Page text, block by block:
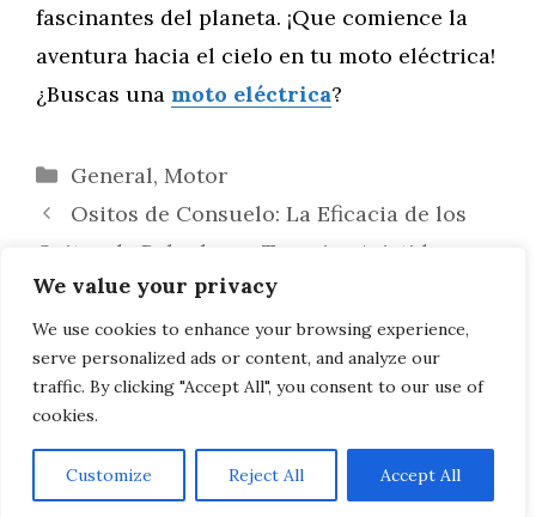
We value your privacy
We use cookies to enhance your browsing experience,
serve personalized ads or content, and analyze our
traffic. By clicking "Accept All", you consent to our use of
cookies.
Customize Reject All Accept All
fascinantes del planeta. ¡Que comience la
aventura hacia el cielo en tu moto eléctrica!
¿Buscas una moto eléctrica?
Categorías
General, Motor
Ositos de Consuelo: La Eficacia de los
Ositos de Peluche en Terapias Asistidas
para Todas las Edades
Marcas y Empresas con el Nombre
Laurie: Estudios de Caso
AVISO LEGAL, POLITICA DE PRIVACIDAD, COOKIES